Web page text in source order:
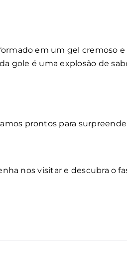
em um gel cremoso
gole é uma explosão de
prontos para
nos visitar e descubra o